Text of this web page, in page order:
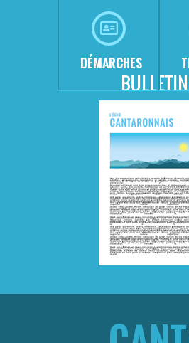
DÉMARCHES